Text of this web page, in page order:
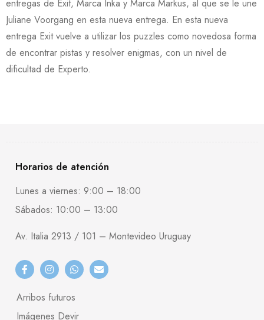
entregas de Exit, Marca Inka y Marca Markus, al que se le une
Juliane Voorgang en esta nueva entrega. En esta nueva
entrega Exit vuelve a utilizar los puzzles como novedosa forma
de encontrar pistas y resolver enigmas, con un nivel de
dificultad de Experto.
Horarios de atención
Lunes a viernes: 9:00 – 18:00
Sábados: 10:00 – 13:00
Av. Italia 2913 / 101 – Montevideo Uruguay
Arribos futuros
Imágenes Devir